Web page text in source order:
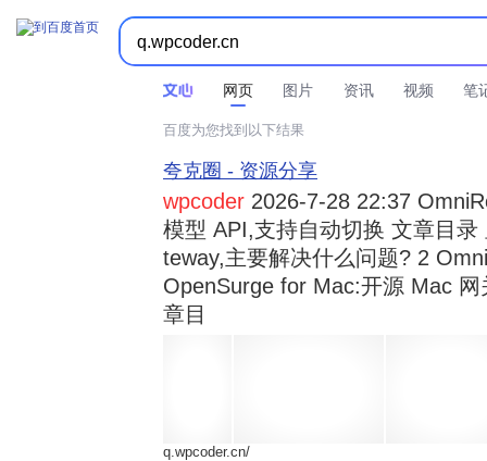
网页 图片 资讯 视频 笔
时间不限  所有网页和文件  站点内检索 
百度为您找到以下结果
夸克圈 - 资源分享
wpcoder 2026-7-28 22:37
模型 API,支持自动切换 文章目
teway,主要解决什么问题? 2
OpenSurge for Mac:开源 Mac
章目
q.wpcoder.cn/